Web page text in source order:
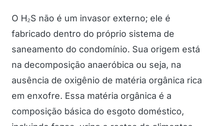
O H₂S não é um invasor externo; ele é
fabricado dentro do próprio sistema de
saneamento do condomínio. Sua origem está
na decomposição anaeróbica ou seja, na
ausência de oxigênio de matéria orgânica rica
em enxofre. Essa matéria orgânica é a
composição básica do esgoto doméstico,